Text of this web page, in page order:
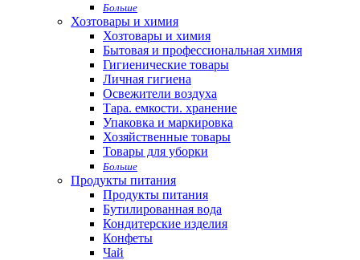
Больше
Хозтовары и химия
Хозтовары и химия
Бытовая и профессиональная химия
Гигиенические товары
Личная гигиена
Освежители воздуха
Тара. емкости. хранение
Упаковка и маркировка
Хозяйственные товары
Товары для уборки
Больше
Продукты питания
Продукты питания
Бутилированная вода
Кондитерские изделия
Конфеты
Чай